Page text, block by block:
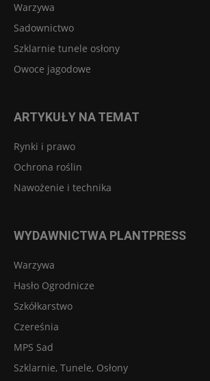
Warzywa
Sadownictwo
Szklarnie tunele osłony
Owoce jagodowe
ARTYKUŁY NA TEMAT
Rynki i prawo
Ochrona roślin
Nawożenie i technika
WYDAWNICTWA PLANTPRESS
Warzywa
Hasło Ogrodnicze
Szkółkarstwo
Czereśnia
MPS Sad
Szklarnie, Tunele, Osłony